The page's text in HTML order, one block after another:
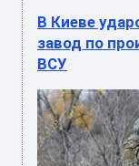
В Киеве
завод по
ВСУ